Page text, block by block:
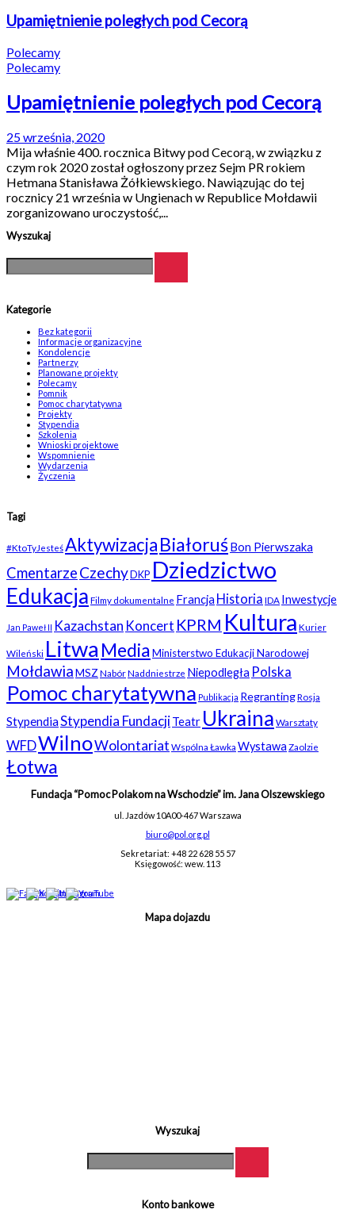
Upamiętnienie poległych pod Cecorą
Polecamy
Polecamy
Upamiętnienie poległych pod Cecorą
25 września, 2020
Mija właśnie 400. rocznica Bitwy pod Cecorą, w związku z
czym rok 2020 został ogłoszony przez Sejm PR rokiem
Hetmana Stanisława Żółkiewskiego. Nawiązując do tej
rocznicy 21 września w Ungienach w Republice Mołdawii
zorganizowano uroczystość,...
Wyszukaj
Kategorie
Bez kategorii
Informacje organizacyjne
Kondolencje
Partnerzy
Planowane projekty
Polecamy
Pomnik
Pomoc charytatywna
Projekty
Stypendia
Szkolenia
Wnioski projektowe
Wspomnienie
Wydarzenia
Życzenia
Tagi
#KtoTyJesteśAktywizacjaBiałoruśBon Pierwszaka
CmentarzeCzechyDKP Dziedzictwo
Edukacja Filmy dokumentalne Francja Historia IDA Inwestycje
Jan Paweł II Kazachstan Koncert KPRM Kultura Kurier
Wileński Litwa MediaMinisterstwo Edukacji Narodowej
MołdawiaMSZ NabórNaddniestrze Niepodległa Polska
Pomoc charytatywna Publikacja RegrantingRosja
StypendiaStypendia FundacjiTeatr Ukraina Warsztaty
WFDWilnoWolontariat Wspólna Ławka Wystawa Zaolzie
Łotwa
Fundacja “Pomoc Polakom na Wschodzie” im. Jana Olszewskiego
ul. Jazdów 10A00-467 Warszawa
biuro@pol.org.pl
Sekretariat: +48 22 628 55 57
Księgowość: wew. 113
Mapa dojazdu
Wyszukaj
Konto bankowe